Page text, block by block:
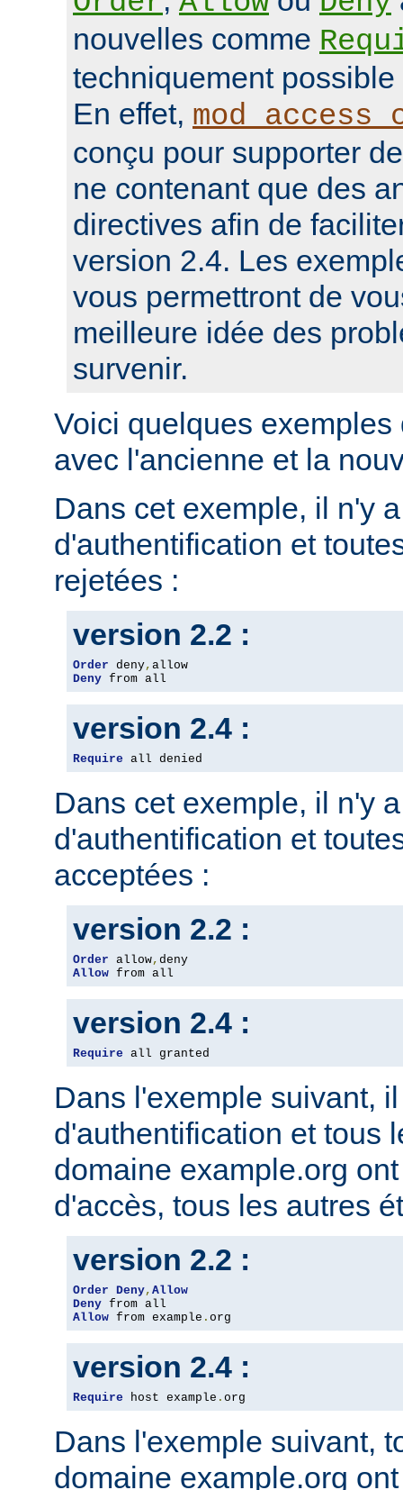
nouvelles comme
techniquement
En effet,
conçu pour supporter
ne contenant que des
directives afin de
version 2.4. Les
vous permettront de
meilleure idée des
survenir.
Voici quelques
avec l'ancienne et la
Dans cet exemple, il n'y
d'authentification et
rejetées :
version 2.2 :
Order deny,
Deny from all
version 2.4 :
Require all denied
Dans cet exemple, il n'y
d'authentification et
acceptées :
version 2.2 :
Order allow,
Allow from all
version 2.4 :
Require all granted
Dans l'exemple suivant,
d'authentification et tous
domaine example.org
d'accès, tous les autres
version 2.2 :
Order Deny, Allow
Deny
Allow from example . org
version 2.4 :
Require host example . org
Dans l'exemple suivant,
domaine example.org